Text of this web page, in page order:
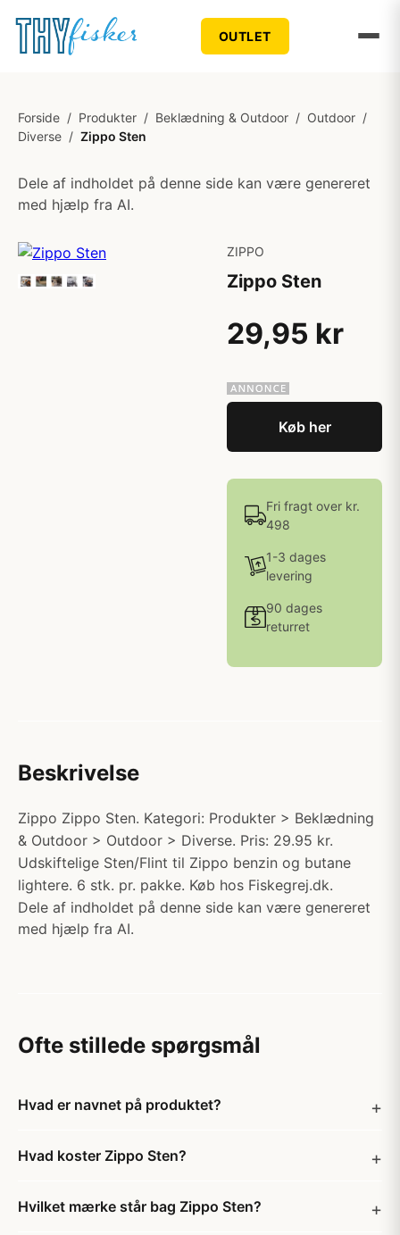
OUTLET
Forside / Produkter / Beklædning & Outdoor / Outdoor /
Diverse / Zippo Sten
Dele af indholdet på denne side kan være genereret
med hjælp fra AI.
ZIPPO
Zippo Sten
29,95 kr
Køb her
Fri fragt over kr.
498
1-3 dages
levering
90 dages
returret
Beskrivelse
Zippo Zippo Sten. Kategori: Produkter > Beklædning
& Outdoor > Outdoor > Diverse. Pris: 29.95 kr.
Udskiftelige Sten/Flint til Zippo benzin og butane
lightere. 6 stk. pr. pakke. Køb hos Fiskegrej.dk.
Dele af indholdet på denne side kan være genereret
med hjælp fra AI.
Ofte stillede spørgsmål
Hvad er navnet på produktet?
Hvad koster Zippo Sten?
Hvilket mærke står bag Zippo Sten?